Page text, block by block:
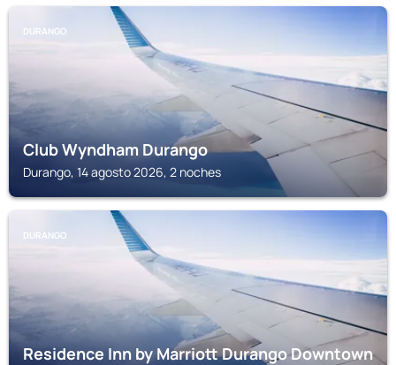
DURANGO
Club Wyndham Durango
Durango, 14 agosto 2026, 2 noches
DURANGO
Residence Inn by Marriott Durango Downtown